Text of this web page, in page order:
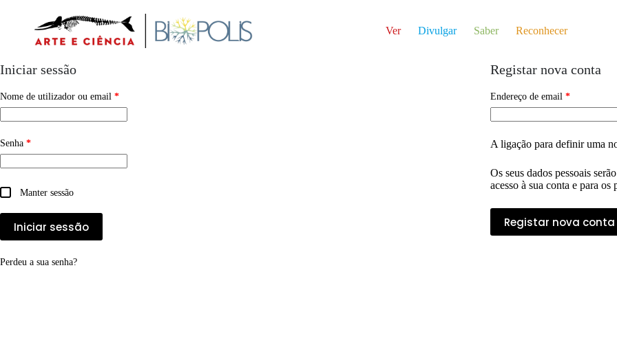
conteúdo
Ver Divulgar Saber Reconhecer
Iniciar sessão
Nome de utilizador ou email *Obrigatório
Senha *Obrigatório
Manter sessão
Iniciar sessão
Perdeu a sua senha?
Registar nova conta
Endereço de email *Obrigatório
A ligação para definir uma
Os seus dados pessoais
acesso à sua conta e para
Registar nova conta